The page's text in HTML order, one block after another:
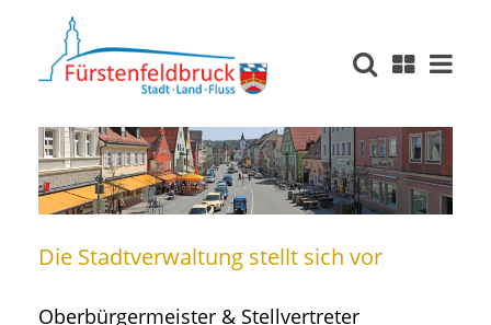
Die Stadtverwaltung stellt sich vor
Oberbürgermeister & Stellvertreter